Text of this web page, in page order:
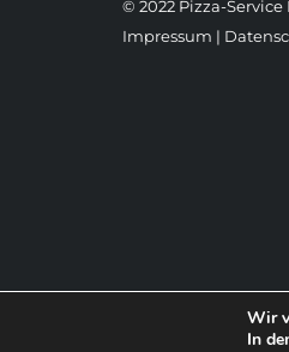
© 2022 Pizza-
Impressum |
Wir
In